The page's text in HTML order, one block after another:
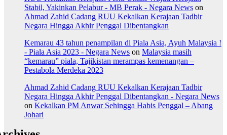
Stabil, Yakinkan Pelabur - MB Perak - Negara News on
Ahmad Zahid Cadang RUU Kekalkan Kerajaan Tadbir
Negara Hingga Akhir Penggal Dibentangkan
Kemarau 43 tahun penampilan di Piala Asia, Ayuh Malaysia !
- Piala Asia 2023 - Negara News on Malaysia masih
“kemarau” piala, Tajikistan merampas kemenangan –
Pestabola Merdeka 2023
Ahmad Zahid Cadang RUU Kekalkan Kerajaan Tadbir
Negara Hingga Akhir Penggal Dibentangkan - Negara News
on Kekalkan PM Anwar Sehingga Habis Penggal – Abang
Johari